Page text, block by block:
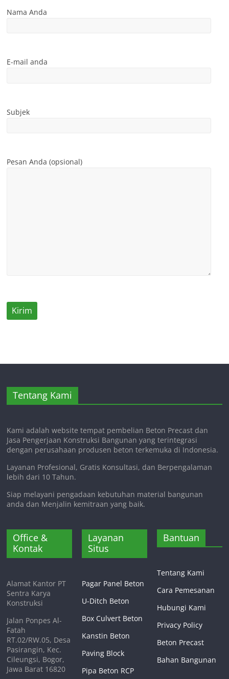
Nama Anda
E-mail anda
Subjek
Pesan Anda (opsional)
Tentang Kami
Kami adalah website tempat pembelian Beton Precast dan
Jasa Pengerjaan Konstruksi Bangunan yang terintegrasi
dengan perusahaan produsen beton terkemuka di Indonesia.
Layanan Profesional, Gratis Konsultasi, dan Berpengalaman
lebih dari 10 Tahun.
Siap melayani pengadaan kebutuhan material bangunan
anda dan Menjalin kemitraan yang baik.
Office &
Kontak
Alamat Kantor PT
Sentra Karya
Konstruksi
Jalan Ponpes Al-
Fatah
RT.02/RW.05, Desa
Pasirangin, Kec.
Cileungsi, Bogor,
Jawa Barat 16820
Layanan
Situs
Pagar Panel Beton
U-Ditch Beton
Box Culvert Beton
Kanstin Beton
Paving Block
Pipa Beton RCP
Bantuan
Tentang Kami
Cara Pemesanan
Hubungi Kami
Privacy Policy
Beton Precast
Bahan Bangunan